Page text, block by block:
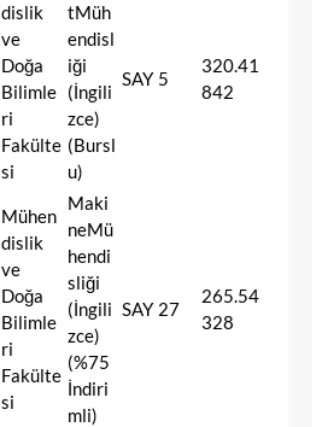
dislik
ve
Doğa
Bilimle
ri
Fakülte
si
tMüh
endisl
iği
(İngili
zce)
(Bursl
u)
SAY 5
320.41
842
Mühen
dislik
ve
Doğa
Bilimle
ri
Fakülte
si
Maki
neMü
hendi
sliği
(İngili
zce)
(%75
İndiri
mli)
SAY 27
265.54
328